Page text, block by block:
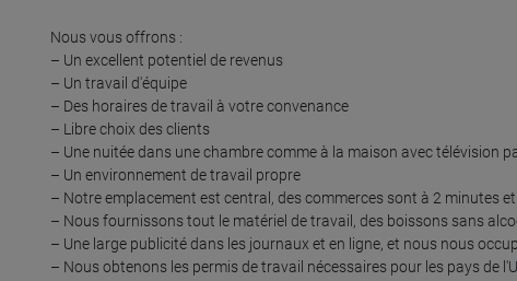
Nous vous offrons :
– Un excellent potentiel de revenus
– Un travail d'équipe
– Des horaires de travail à votre convenance
– Libre choix des clients
– Une nuitée dans une chambre comme à la maison avec télévision
– Un environnement de travail propre
– Notre emplacement est central, des commerces sont à 2 minutes
– Nous fournissons tout le matériel de travail, des boissons sans
– Une large publicité dans les journaux et en ligne, et nous nous
– Nous obtenons les permis de travail nécessaires pour les pays de